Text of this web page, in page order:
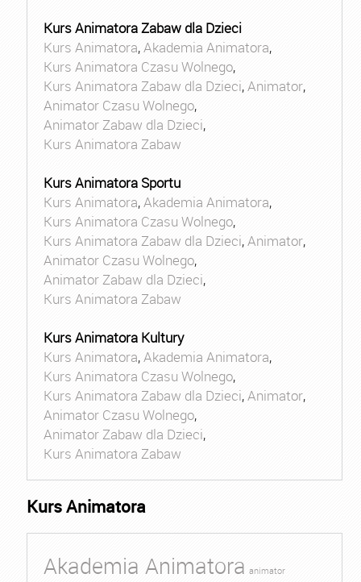
Kurs Animatora Zabaw dla Dzieci
Kurs Animatora,Akademia Animatora,
Kurs Animatora Czasu Wolnego,
Kurs Animatora Zabaw dla Dzieci,Animator,
Animator Czasu Wolnego,
Animator Zabaw dla Dzieci,
Kurs Animatora Zabaw
Kurs Animatora Sportu
Kurs Animatora,Akademia Animatora,
Kurs Animatora Czasu Wolnego,
Kurs Animatora Zabaw dla Dzieci,Animator,
Animator Czasu Wolnego,
Animator Zabaw dla Dzieci,
Kurs Animatora Zabaw
Kurs Animatora Kultury
Kurs Animatora,Akademia Animatora,
Kurs Animatora Czasu Wolnego,
Kurs Animatora Zabaw dla Dzieci,Animator,
Animator Czasu Wolnego,
Animator Zabaw dla Dzieci,
Kurs Animatora Zabaw
Kurs Animatora
Akademia Animatora animator